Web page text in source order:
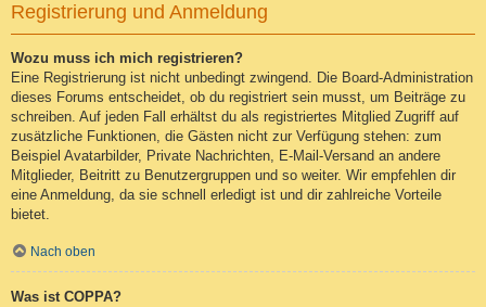
Registrierung und Anmeldung
Wozu muss ich mich registrieren?
Eine Registrierung ist nicht unbedingt zwingend. Die Board-Administration
dieses Forums entscheidet, ob du registriert sein musst, um Beiträge zu
schreiben. Auf jeden Fall erhältst du als registriertes Mitglied Zugriff auf
zusätzliche Funktionen, die Gästen nicht zur Verfügung stehen: zum
Beispiel Avatarbilder, Private Nachrichten, E-Mail-Versand an andere
Mitglieder, Beitritt zu Benutzergruppen und so weiter. Wir empfehlen dir
eine Anmeldung, da sie schnell erledigt ist und dir zahlreiche Vorteile
bietet.
Nach oben
Was ist COPPA?